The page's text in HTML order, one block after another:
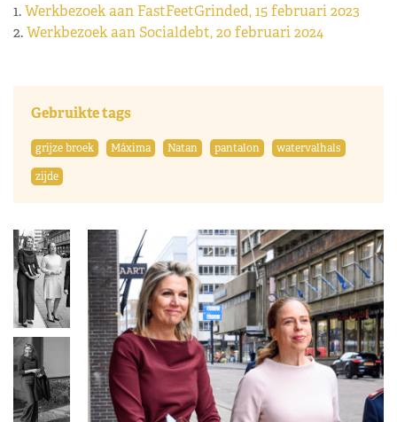
1.Werkbezoek aan FastFeetGrinded, 15 februari 2023
2.Werkbezoek aan Socialdebt, 20 februari 2024
Gebruikte tags
grijze broek Máxima Natan pantalon
watervalhals
zijde